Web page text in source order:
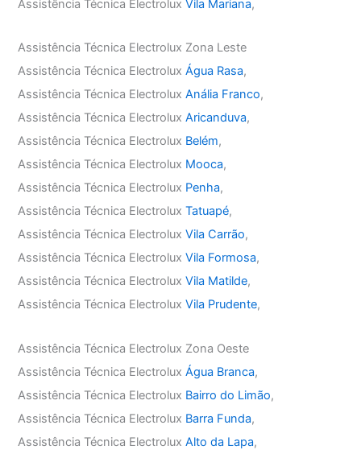
Assistência Técnica ElectroluxVila Mariana,
Assistência Técnica Electrolux Zona Leste
Assistência Técnica ElectroluxÁgua Rasa,
Assistência Técnica ElectroluxAnália Franco,
Assistência Técnica ElectroluxAricanduva,
Assistência Técnica Electrolux Belém,
Assistência Técnica Electrolux Mooca,
Assistência Técnica Electrolux Penha,
Assistência Técnica ElectroluxTatuapé,
Assistência Técnica ElectroluxVila Carrão,
Assistência Técnica ElectroluxVila Formosa,
Assistência Técnica ElectroluxVila Matilde,
Assistência Técnica ElectroluxVila Prudente,
Assistência Técnica Electrolux Zona Oeste
Assistência Técnica ElectroluxÁgua Branca,
Assistência Técnica Electrolux Bairro do Limão,
Assistência Técnica Electrolux Barra Funda,
Assistência Técnica ElectroluxAlto da Lapa,